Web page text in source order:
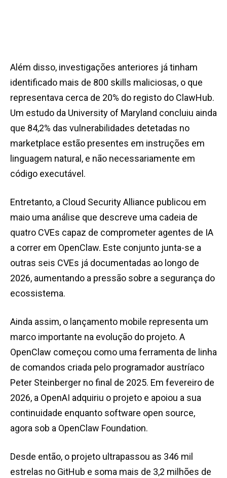
Além disso, investigações anteriores já tinham
identificado mais de 800 skills maliciosas, o que
representava cerca de 20% do registo do ClawHub.
Um estudo da University of Maryland concluiu ainda
que 84,2% das vulnerabilidades detetadas no
marketplace estão presentes em instruções em
linguagem natural, e não necessariamente em
código executável.
Entretanto, a Cloud Security Alliance publicou em
maio uma análise que descreve uma cadeia de
quatro CVEs capaz de comprometer agentes de IA
a correr em OpenClaw. Este conjunto junta-se a
outras seis CVEs já documentadas ao longo de
2026, aumentando a pressão sobre a segurança do
ecossistema.
Ainda assim, o lançamento mobile representa um
marco importante na evolução do projeto. A
OpenClaw começou como uma ferramenta de linha
de comandos criada pelo programador austríaco
Peter Steinberger no final de 2025. Em fevereiro de
2026, a OpenAI adquiriu o projeto e apoiou a sua
continuidade enquanto software open source,
agora sob a OpenClaw Foundation.
Desde então, o projeto ultrapassou as 346 mil
estrelas no GitHub e soma mais de 3,2 milhões de